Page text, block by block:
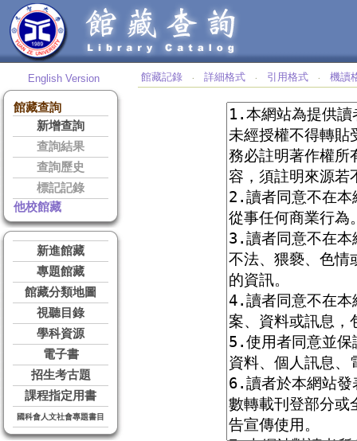
English Version
館藏查詢
新增查詢
查詢結果
查詢歷史
標記記錄
他校館藏
新進館藏
專題館藏
館藏分類地圖
視聽目錄
學科資源
電子書
招生考古題
課程指定用書
國科會人文社會專題書目
館藏記錄 ‧ 詳細格式 ‧ 引用格式 ‧ 機讀